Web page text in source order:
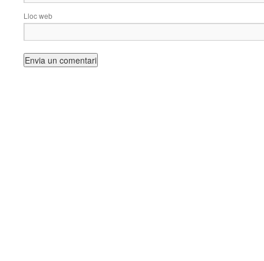
Lloc web